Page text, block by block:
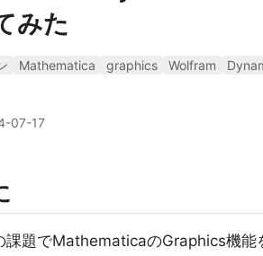
みた
Mathematica graphics Wolfram
07-17
課題でMathematicaのGraphics機能